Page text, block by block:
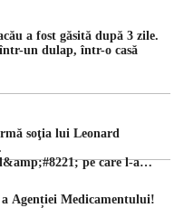
a fost găsită după 3 zile.
într-un dulap, într-o casă
soţia lui Leonard
pe care l-a
Agenției Medicamentului!